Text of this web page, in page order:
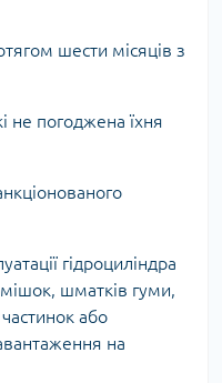
шести місяців з
не погоджена їхня
гідроциліндра
шматків гуми,
або
на